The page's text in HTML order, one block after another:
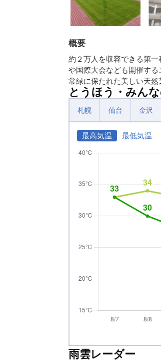
概要
約２万人を収容できる第
や国際大会なども開催す
常緑に保たれた美しい天然
とうほう・みん
札幌 仙台 金沢
最高気温 最低気温
雨雲レーダー